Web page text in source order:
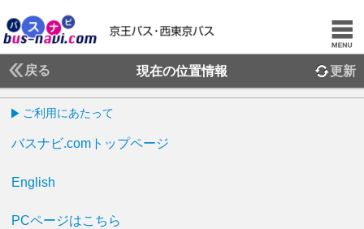
戻る 現在の位置情報 更新
ご利用にあたって
バスナビ.comトップページ
English
PCページはこちら